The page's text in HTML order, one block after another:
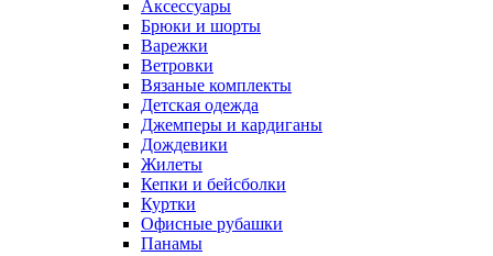
Аксессуары
Брюки и шорты
Варежки
Ветровки
Вязаные комплекты
Детская одежда
Джемперы и кардиганы
Дождевики
Жилеты
Кепки и бейсболки
Куртки
Офисные рубашки
Панамы